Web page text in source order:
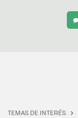
TEMAS DE INTERÉS